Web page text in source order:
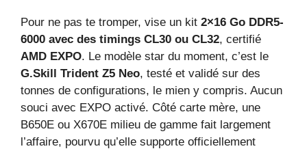
Pour ne pas te tromper, vise un kit 2×16 Go DDR5-
6000 avec des timings CL30 ou CL32, certifié
AMD EXPO. Le modèle star du moment, c’est le
G.Skill Trident Z5 Neo, testé et validé sur des
tonnes de configurations, le mien y compris. Aucun
souci avec EXPO activé. Côté carte mère, une
B650E ou X670E milieu de gamme fait largement
l’affaire, pourvu qu’elle supporte officiellement